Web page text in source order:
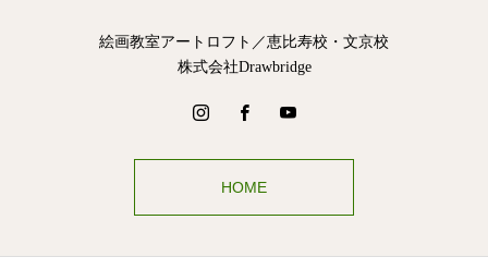
絵画教室アートロフト／恵比寿校・文京校
株式会社Drawbridge
HOME